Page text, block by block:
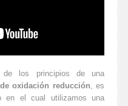
de los principios de una
oxidación reducción, es
en el cual utilizamos una